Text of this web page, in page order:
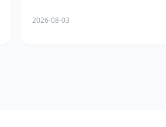
2026-08-03